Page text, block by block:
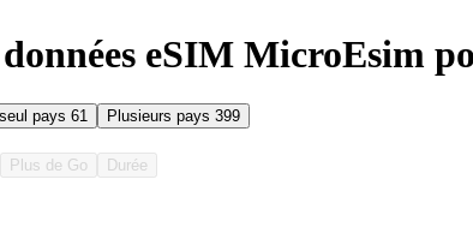
eSIM MicroEsim
pays 61 Plusieurs pays 399
Plus de Go Durée